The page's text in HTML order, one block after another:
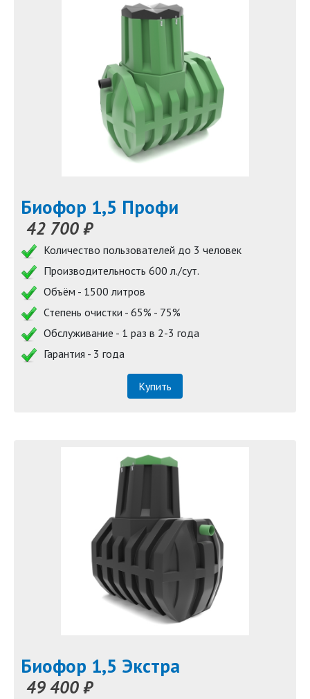
Биофор 1,5 Профи
42 700 ₽
Количество пользователей до 3 человек
Производительность 600 л./сут.
Объём - 1500 литров
Степень очистки - 65% - 75%
Обслуживание - 1 раз в 2-3 года
Гарантия - 3 года
Купить
Биофор 1,5 Экстра
49 400 ₽